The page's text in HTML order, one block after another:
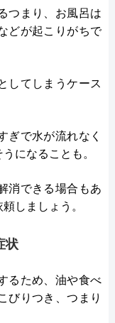
つまり、お風呂は
どが起こりがちで
してしまうケース
ぎで水が流れなく
になることも。
消できる場合もあ
しましょう。
状
るため、油や食べ
びりつき、つまり